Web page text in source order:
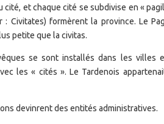
cité, et chaque cité se subdivise en «
Civitates) formèrent la province. Le
petite que la civitas.
se sont installés dans les villes
les « cités ». Le Tardenois
devinrent des entités administratives.